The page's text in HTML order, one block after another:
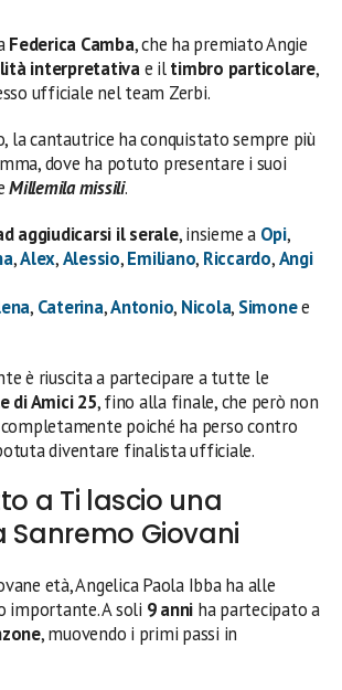
Federica Camba, che ha premiato Angie
interpretativae iltimbro particolare,
ufficiale nel team Zerbi.
la cantautrice ha conquistato sempre più
dove ha potuto presentare i suoi
Millemila missili.
aggiudicarsi il serale, insieme a Opi,
,Alex,Alessio,Emiliano, Riccardo,Angi
, Caterina,Antonio, Nicola, Simonee
è riuscita a partecipare a tutte le
di Amici 25, fino alla finale, che però non
poiché ha perso contro
diventare finalista ufficiale.
a Ti lascio una
Sanremo Giovani
età, Angelica Paola Ibba ha alle
importante. A soli 9 anni ha partecipato a
, muovendo i primi passi in